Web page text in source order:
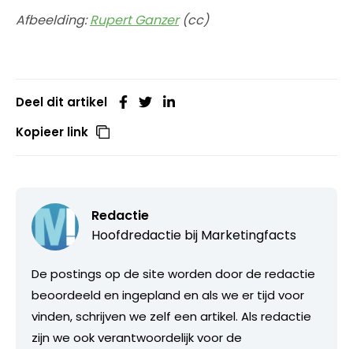
Afbeelding:Rupert Ganzer(cc)
Deel dit artikel
Kopieer link
Redactie
Hoofdredactie bij Marketingfacts
De postings op de site worden door de redactie
beoordeeld en ingepland en als we er tijd voor
vinden, schrijven we zelf een artikel. Als redactie
zijn we ook verantwoordelijk voor de